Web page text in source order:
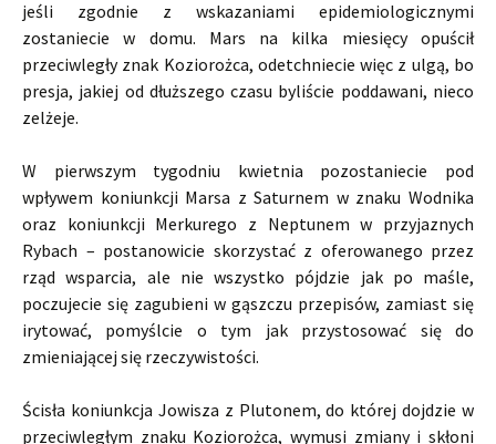
jeśli zgodnie z wskazaniami epidemiologicznymi
zostaniecie w domu. Mars na kilka miesięcy opuścił
przeciwległy znak Koziorożca, odetchniecie więc z ulgą, bo
presja, jakiej od dłuższego czasu byliście poddawani, nieco
zelżeje.
W pierwszym tygodniu kwietnia pozostaniecie pod
wpływem koniunkcji Marsa z Saturnem w znaku Wodnika
oraz koniunkcji Merkurego z Neptunem w przyjaznych
Rybach – postanowicie skorzystać z oferowanego przez
rząd wsparcia, ale nie wszystko pójdzie jak po maśle,
poczujecie się zagubieni w gąszczu przepisów, zamiast się
irytować, pomyślcie o tym jak przystosować się do
zmieniającej się rzeczywistości.
Ścisła koniunkcja Jowisza z Plutonem, do której dojdzie w
przeciwległym znaku Koziorożca, wymusi zmiany i skłoni